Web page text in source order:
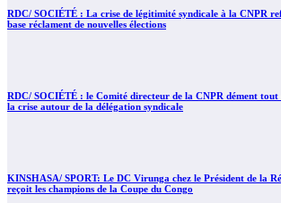
RDC/ SOCIÉTÉ : La crise de légitimité syndicale à la CNPR
base réclament de nouvelles élections
RDC/ SOCIÉTÉ : le Comité directeur de la CNPR dément tout
la crise autour de la délégation syndicale
KINSHASA/ SPORT: Le DC Virunga chez le Président de la
reçoit les champions de la Coupe du Congo